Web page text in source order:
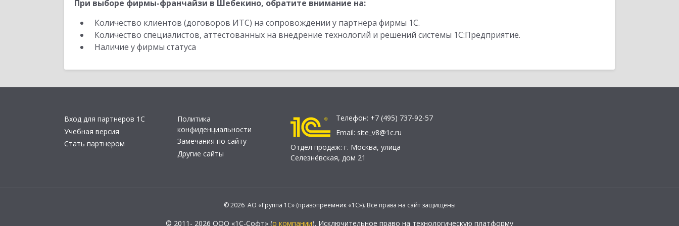
При выборе фирмы-франчайзи в Шебекино, обратите внимание на:
Количество клиентов (договоров ИТС) на сопровождении у партнера фирмы 1С.
Количество специалистов, аттестованных на внедрение технологий и решений системы 1С:Предприятие.
Наличие у фирмы статуса
Вход для партнеров 1С
Учебная версия
Стать партнером
Политика
конфиденциальности
Замечания по сайту
Другие сайты
Телефон: +7 (495) 737-92-57
Email: site_v8@1c.ru
Отдел продаж: г. Москва, улица
Селезнёвская, дом 21
© 2026 АО «Группа 1С» (правопреемник «1С»). Все права на сайт защищены
© 2011- 2026 ООО «1С-Софт» (о компании). Исключительное право на технологическую платформу